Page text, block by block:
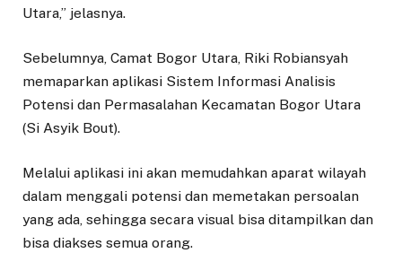
Utara,” jelasnya.
Sebelumnya, Camat Bogor Utara, Riki Robiansyah
memaparkan aplikasi Sistem Informasi Analisis
Potensi dan Permasalahan Kecamatan Bogor Utara
(Si Asyik Bout).
Melalui aplikasi ini akan memudahkan aparat wilayah
dalam menggali potensi dan memetakan persoalan
yang ada, sehingga secara visual bisa ditampilkan dan
bisa diakses semua orang.